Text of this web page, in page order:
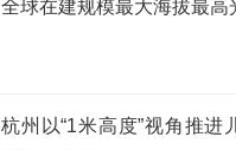
全球在建规模最大海拔最高
杭州以“1米高度”视角推进